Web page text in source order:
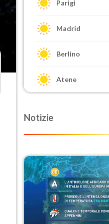
Parigi
Madrid
Berlino
Atene
Notizie